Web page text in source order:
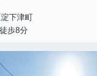
淀下津町
歩8分